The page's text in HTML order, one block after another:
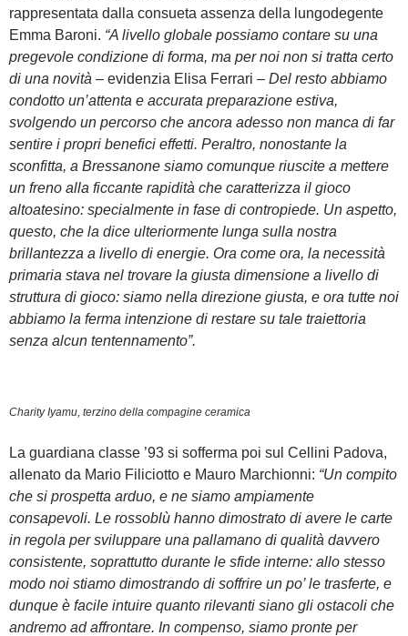
rappresentata dalla consueta assenza della lungodegente
Emma Baroni. “A livello globale possiamo contare su una
pregevole condizione di forma, ma per noi non si tratta certo
di una novità – evidenzia Elisa Ferrari – Del resto abbiamo
condotto un’attenta e accurata preparazione estiva,
svolgendo un percorso che ancora adesso non manca di far
sentire i propri benefici effetti. Peraltro, nonostante la
sconfitta, a Bressanone siamo comunque riuscite a mettere
un freno alla ficcante rapidità che caratterizza il gioco
altoatesino: specialmente in fase di contropiede. Un aspetto,
questo, che la dice ulteriormente lunga sulla nostra
brillantezza a livello di energie. Ora come ora, la necessità
primaria stava nel trovare la giusta dimensione a livello di
struttura di gioco: siamo nella direzione giusta, e ora tutte noi
abbiamo la ferma intenzione di restare su tale traiettoria
senza alcun tentennamento”.
Charity Iyamu, terzino della compagine ceramica
La guardiana classe ’93 si sofferma poi sul Cellini Padova,
allenato da Mario Filiciotto e Mauro Marchionni: “Un compito
che si prospetta arduo, e ne siamo ampiamente
consapevoli. Le rossoblù hanno dimostrato di avere le carte
in regola per sviluppare una pallamano di qualità davvero
consistente, soprattutto durante le sfide interne: allo stesso
modo noi stiamo dimostrando di soffrire un po’ le trasferte, e
dunque è facile intuire quanto rilevanti siano gli ostacoli che
andremo ad affrontare. In compenso, siamo pronte per